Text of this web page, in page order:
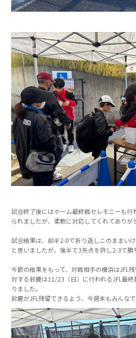
試合終了後にはホーム最終戦セレモニーも行
られましたが、柔軟に対応してくれてありが
試合結果は、前半2-0で折り返しこのままいけ
と思いましたが、後半で3失点を許し2-3で勝
今節の結果をもって、対戦相手の横浜はJFL残
対する鈴鹿は11/23（日）に行われるJFL最
りました。
鈴鹿がJFL残留できるよう、今週末もみんな